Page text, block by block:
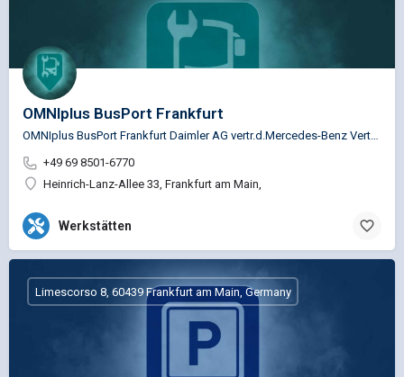
OMNIplus BusPort Frankfurt
OMNIplus BusPort Frankfurt Daimler AG vertr.d.Mercedes-Benz Vertrieb NFZ GmbH…
+49 69 8501-6770
Heinrich-Lanz-Allee 33, Frankfurt am Main,
Werkstätten
Limescorso 8, 60439 Frankfurt am Main, Germany